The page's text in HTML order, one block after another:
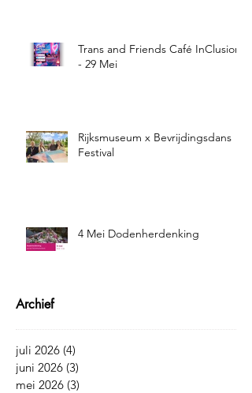
Trans and Friends Café InClusion
- 29 Mei
Rijksmuseum x Bevrijdingsdans
Festival
4 Mei Dodenherdenking
Archief
juli 2026 (4)
juni 2026 (3)
mei 2026 (3)